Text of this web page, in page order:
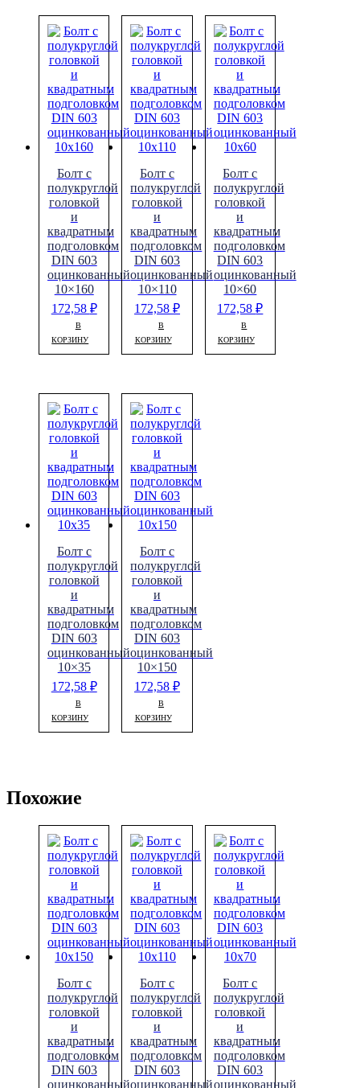
Болт с
полукруглой
головкой
и
квадратным
подголовком
DIN 603
оцинкованный
10×160
172,58 ₽
В
КОРЗИНУ
Болт с
полукруглой
головкой
и
квадратным
подголовком
DIN 603
оцинкованный
10×110
172,58₽
В
КОРЗИНУ
Болт с
полукруглой
головкой
и
квадратным
подголовком
DIN 603
оцинкованный
10×60
172,58₽
В
КОРЗИНУ
Болт с
полукруглой
головкой
и
квадратным
подголовком
DIN 603
оцинкованный
10×35
172,58 ₽
В
КОРЗИНУ
Болт с
полукруглой
головкой
и
квадратным
подголовком
DIN 603
оцинкованный
10×150
172,58₽
В
КОРЗИНУ
Похожие
Болт с
полукруглой
головкой
и
квадратным
подголовком
DIN 603
оцинкованный
Болт с
полукруглой
головкой
и
квадратным
подголовком
DIN 603
оцинкованный
Болт с
полукруглой
головкой
и
квадратным
подголовком
DIN 603
оцинкованный